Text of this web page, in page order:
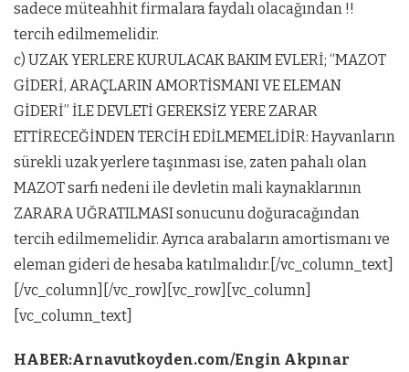
sadece müteahhit firmalara faydalı olacağından !!
tercih edilmemelidir.
c) UZAK YERLERE KURULACAK BAKIM EVLERİ; “MAZOT
GİDERİ, ARAÇLARIN AMORTİSMANI VE ELEMAN
GİDERİ” İLE DEVLETİ GEREKSİZ YERE ZARAR
ETTİRECEĞİNDEN TERCİH EDİLMEMELİDİR: Hayvanların
sürekli uzak yerlere taşınması ise, zaten pahalı olan
MAZOT sarfı nedeni ile devletin mali kaynaklarının
ZARARA UĞRATILMASI sonucunu doğuracağından
tercih edilmemelidir. Ayrıca arabaların amortismanı ve
eleman gideri de hesaba katılmalıdır.[/vc_column_text]
[/vc_column][/vc_row][vc_row][vc_column]
[vc_column_text]
HABER:Arnavutkoyden.com/Engin Akpınar